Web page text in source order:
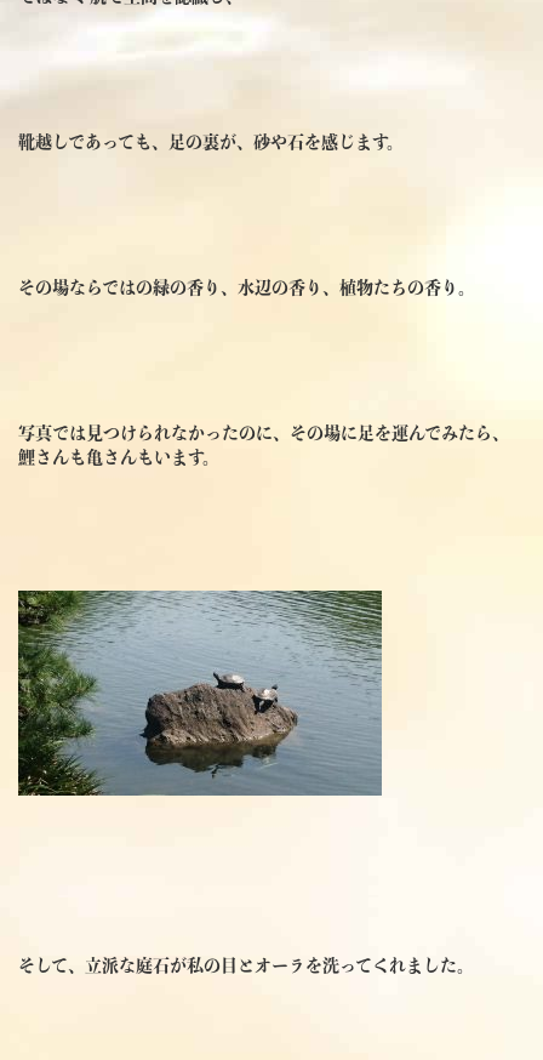
靴越しであっても、足の裏が、砂や石を感じます。
その場ならではの緑の香り、水辺の香り、植物たちの香り。
写真では見つけられなかったのに、その場に足を運んでみたら、
鯉さんも亀さんもいます。
そして、立派な庭石が私の目とオーラを洗ってくれました。